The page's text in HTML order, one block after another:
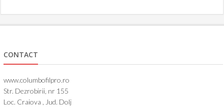
CONTACT
www.columbofilpro.ro
Str. Dezrobirii, nr 155
Loc. Craiova , Jud. Dolj